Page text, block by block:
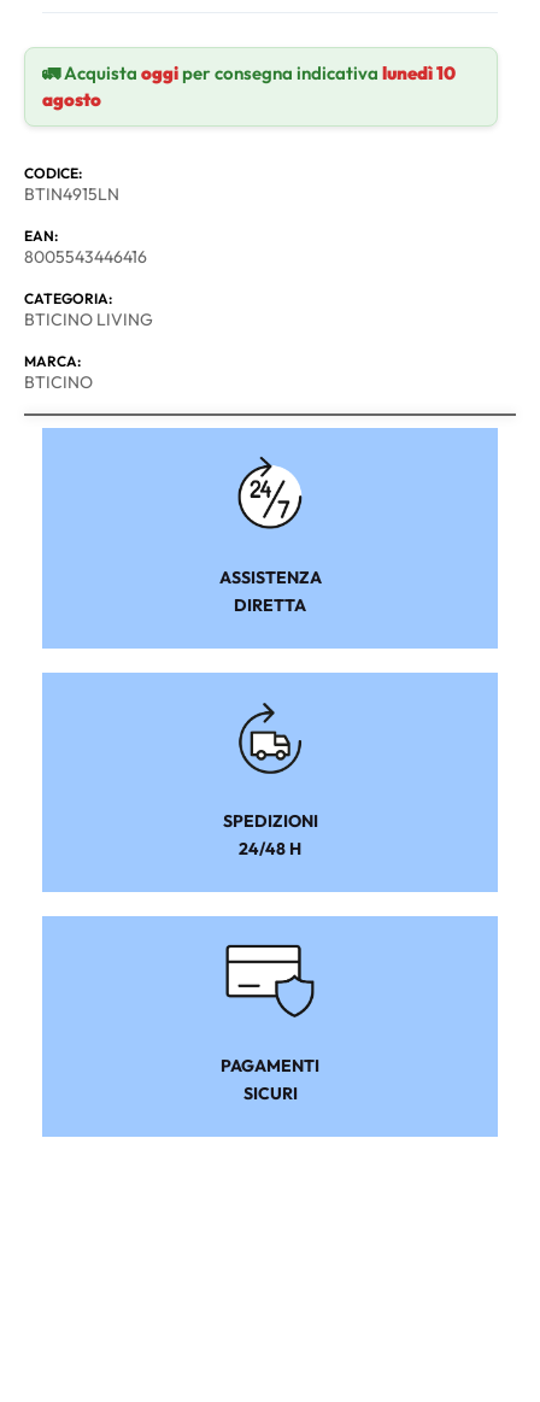
🚛 Acquista oggiper consegna indicativa lunedì 10
agosto
CODICE:
BTIN4915LN
EAN:
8005543446416
CATEGORIA:
BTICINO LIVING
MARCA:
BTICINO
ASSISTENZA
DIRETTA
SPEDIZIONI
24/48 H
PAGAMENTI
SICURI